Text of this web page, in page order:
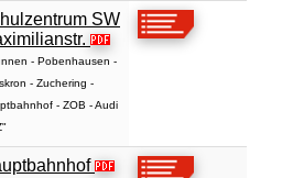
SW
- Pobenhausen -
- Zuchering -
- ZOB - Audi